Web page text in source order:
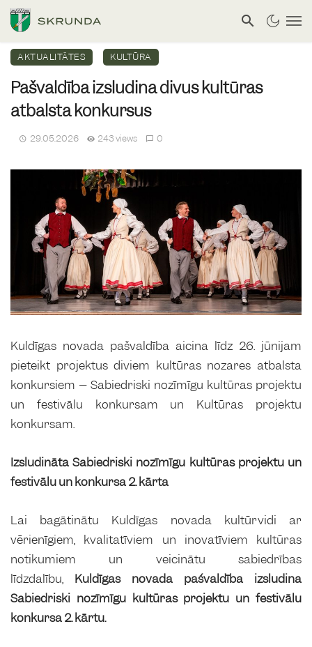
AKTUALITĀTES KULTŪRA
Pašvaldība izsludina divus kultūras
atbalsta konkursus
29.05.2026 243 views 0
Kuldīgas novada pašvaldība aicina līdz 26. jūnijam
pieteikt projektus diviem kultūras nozares atbalsta
konkursiem – Sabiedriski nozīmīgu kultūras projektu
un festivālu konkursam un Kultūras projektu
konkursam.
Izsludināta Sabiedriski nozīmīgu kultūras projektu un
festivālu un konkursa 2. kārta
Lai bagātinātu Kuldīgas novada kultūrvidi ar
vērienīgiem, kvalitatīviem un inovatīviem kultūras
notikumiem un veicinātu sabiedrības
līdzdalību, Kuldīgas novada pašvaldība izsludina
Sabiedriski nozīmīgu kultūras projektu un festivālu
konkursa 2. kārtu.